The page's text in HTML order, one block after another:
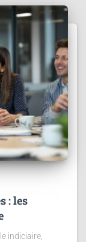
: les
indiciaire,